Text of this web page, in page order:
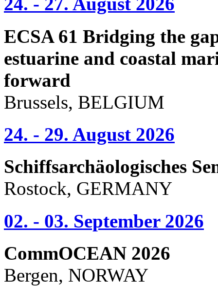
ECSA 61 Bridging the
estuarine and coastal
forward
Brussels, BELGIUM
24. - 29. August 2026
Schiffsarchäologisches
Rostock, GERMANY
02. - 03. September 2026
CommOCEAN 2026
Bergen, NORWAY